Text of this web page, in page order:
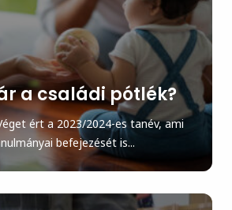
a családi pótlék?
ért a 2023/2024-es tanév, ami
befejezését is...